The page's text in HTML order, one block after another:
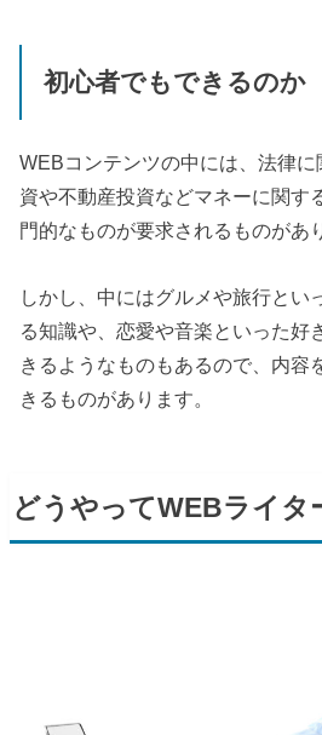
初心者でもできるのか
WEBコンテンツの中には、法律
資や不動産投資などマネーに関す
門的なものが要求されるものがあ
しかし、中にはグルメや旅行とい
る知識や、恋愛や音楽といった好
きるようなものもあるので、内容
きるものがあります。
どうやってWEBライタ